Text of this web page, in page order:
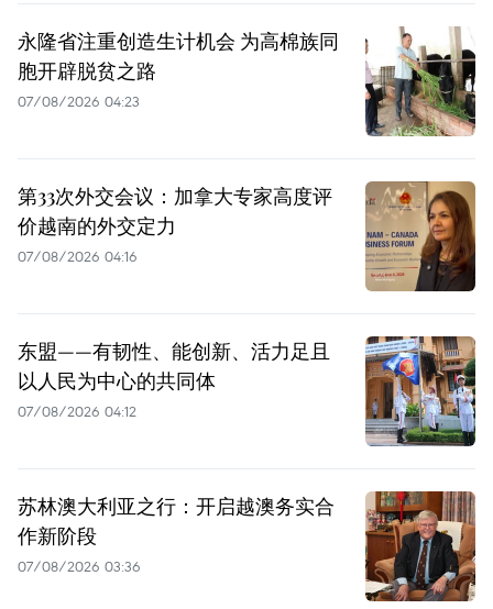
永隆省注重创造生计机会 为高棉族同
胞开辟脱贫之路
07/08/2026 04:23
第33次外交会议：加拿大专家高度评
价越南的外交定力
07/08/2026 04:16
东盟——有韧性、能创新、活力足且
以人民为中心的共同体
07/08/2026 04:12
苏林澳大利亚之行：开启越澳务实合
作新阶段
07/08/2026 03:36